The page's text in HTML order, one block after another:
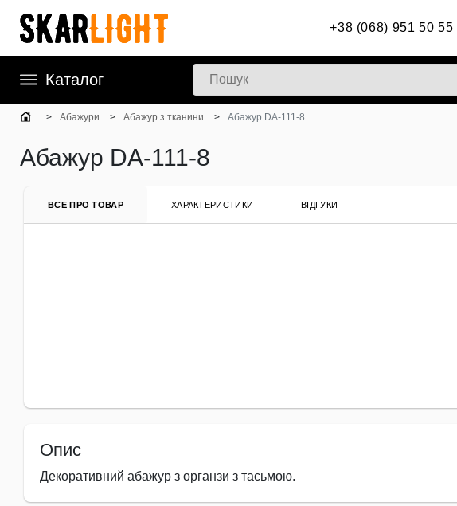
+38 (068) 951 50 55
Каталог
Абажури Абажур з тканини Абажур DA-111-8
Абажур DA-111-8
ВСЕ ПРО ТОВАР ХАРАКТЕРИСТИКИ ВІДГУКИ
Опис
Декоративний абажур з органзи з тасьмою.